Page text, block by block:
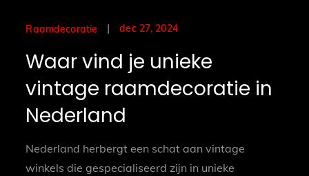
Raamdecoratie
Posted
dec 27, 2024
Waar vind je unieke
vintage raamdecoratie in
Nederland
Nederland herbergt een schat aan vintage
winkels die gespecialiseerd zijn in unieke